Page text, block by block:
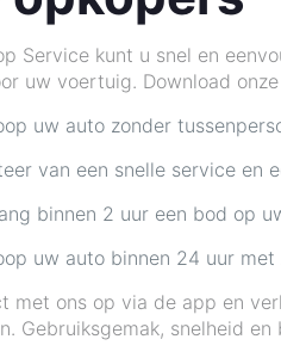
Service kunt u snel en
uw voertuig. Download
uw auto zonder
van een snelle service en
binnen 2 uur een bod op
uw auto binnen 24 uur
met ons op via de app en
Gebruiksgemak, snelheid